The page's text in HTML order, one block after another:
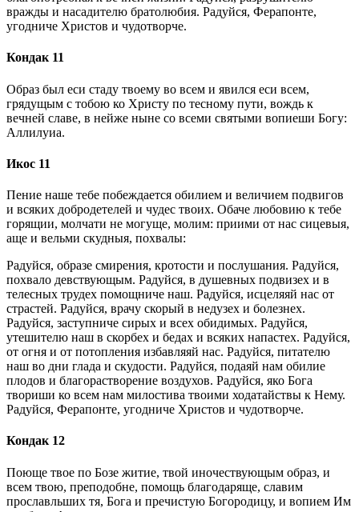
вражды и насадителю братолюбия. Радуйся, Ферапонте,
угодниче Христов и чудотворче.
Кондак 11
Образ был еси стаду твоему во всем и явился еси всем,
грядущым с тобою ко Христу по тесному пути, вождь к
вечней славе, в нейже ныне со всеми святыми вопиеши Богу:
Аллилуиа.
Икос 11
Пение наше тебе побеждается обилием и величием подвигов
и всяких добродетелей и чудес твоих. Обаче любовию к тебе
горящии, молчати не могуще, молим: приими от нас сицевыя,
аще и вельми скудныя, похвалы:
Радуйся, образе смирения, кротости и послушания. Радуйся,
похвало девствующым. Радуйся, в душевных подвизех и в
телесных трудех помощниче наш. Радуйся, исцеляяй нас от
страстей. Радуйся, врачу скорый в недузех и болезнех.
Радуйся, заступниче сирых и всех обидимых. Радуйся,
утешителю наш в скорбех и бедах и всяких напастех. Радуйся,
от огня и от потопления избавляяй нас. Радуйся, питателю
наш во дни глада и скудости. Радуйся, подаяй нам обилие
плодов и благорастворение воздухов. Радуйся, яко Бога
твориши ко всем нам милостива твоими ходатайствы к Нему.
Радуйся, Ферапонте, угодниче Христов и чудотворче.
Кондак 12
Поюще твое по Бозе житие, твой иночествующым образ, и
всем твою, преподобне, помощь благодаряще, славим
прославльших тя, Бога и пречистую Богородицу, и вопием Им